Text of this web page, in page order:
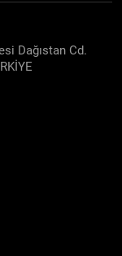
Dağıstan Cd.